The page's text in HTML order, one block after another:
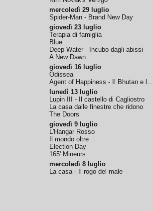
mercoledì 29 luglio
Spider-Man - Brand New Day
giovedì 23 luglio
Terapia di famiglia
Blue
Deep Water - Incubo dagli abissi
A New Dawn
giovedì 16 luglio
Odissea
Agent of Happiness - Il Bhutan e l...
lunedì 13 luglio
Lupin III - Il castello di Cagliostro
La casa dalle finestre che ridono
The Doors
giovedì 9 luglio
L'Hangar Rosso
Il mondo oltre
Election Day
165' Mineurs
mercoledì 8 luglio
La casa - Il rogo del male